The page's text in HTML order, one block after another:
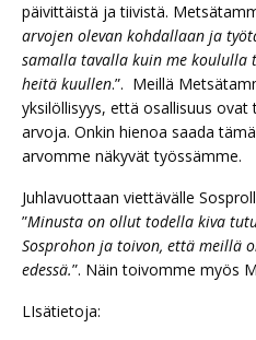
päivittäistä ja tiivistä.
arvojen olevan kohdallaan ja
samalla tavalla kuin me koululla
heitä kuullen.”. Meillä
yksilöllisyys, että osallisuus
arvoja. Onkin hienoa saada
arvomme näkyvät työssämme.
Juhlavuottaan viettävälle
”Minusta on ollut todella kiva
Sosprohon ja toivon, että meillä
edessä.”. Näin toivomme myös
LIsätietoja: